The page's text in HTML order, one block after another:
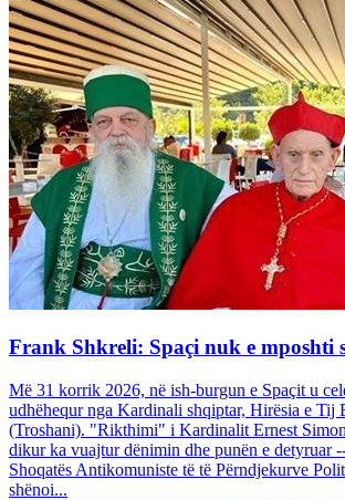
Frank Shkreli: Spaçi nuk e mposhti
Më 31 korrik 2026, në ish-burgun e Spaçit u
udhëhequr nga Kardinali shqiptar, Hirësia e Tij
(Troshani). "Rikthimi" i Kardinalit Ernest
dikur ka vuajtur dënimin dhe punën e detyruar
Shoqatës Antikomuniste të të Përndjekurve
shënoi...